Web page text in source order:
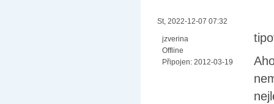
St, 2022-12-07 07:32
jzverina
Offline
Připojen: 2012-03-19